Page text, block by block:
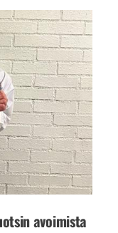
avoimista